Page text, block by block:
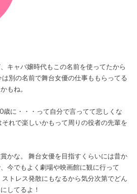
キャバ嬢時代もこの名前を使ってたから
別の名前で舞台女優の仕事ももらってる
もね。
に・・・って自分で言ってて悲しくな
れで楽しいかもって周りの役者の先輩を
かな。 舞台女優を目指すくらいには昔か
今でもよく劇場や映画館に観に行って
トレス発散にもなるから気分次第でどん
してるよ！